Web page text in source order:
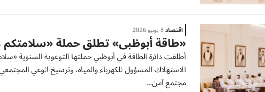
اقتصاد8 يونيو 2026
«طاقة أبوظبي» تطلق حملة «سلامتكم
أطلقت دائرة الطاقة في أبوظبي حملتها التوعوية السنوية
الاستهلاك المسؤول للكهرباء والمياه، وترسيخ الوعي
مجتمع آمن...